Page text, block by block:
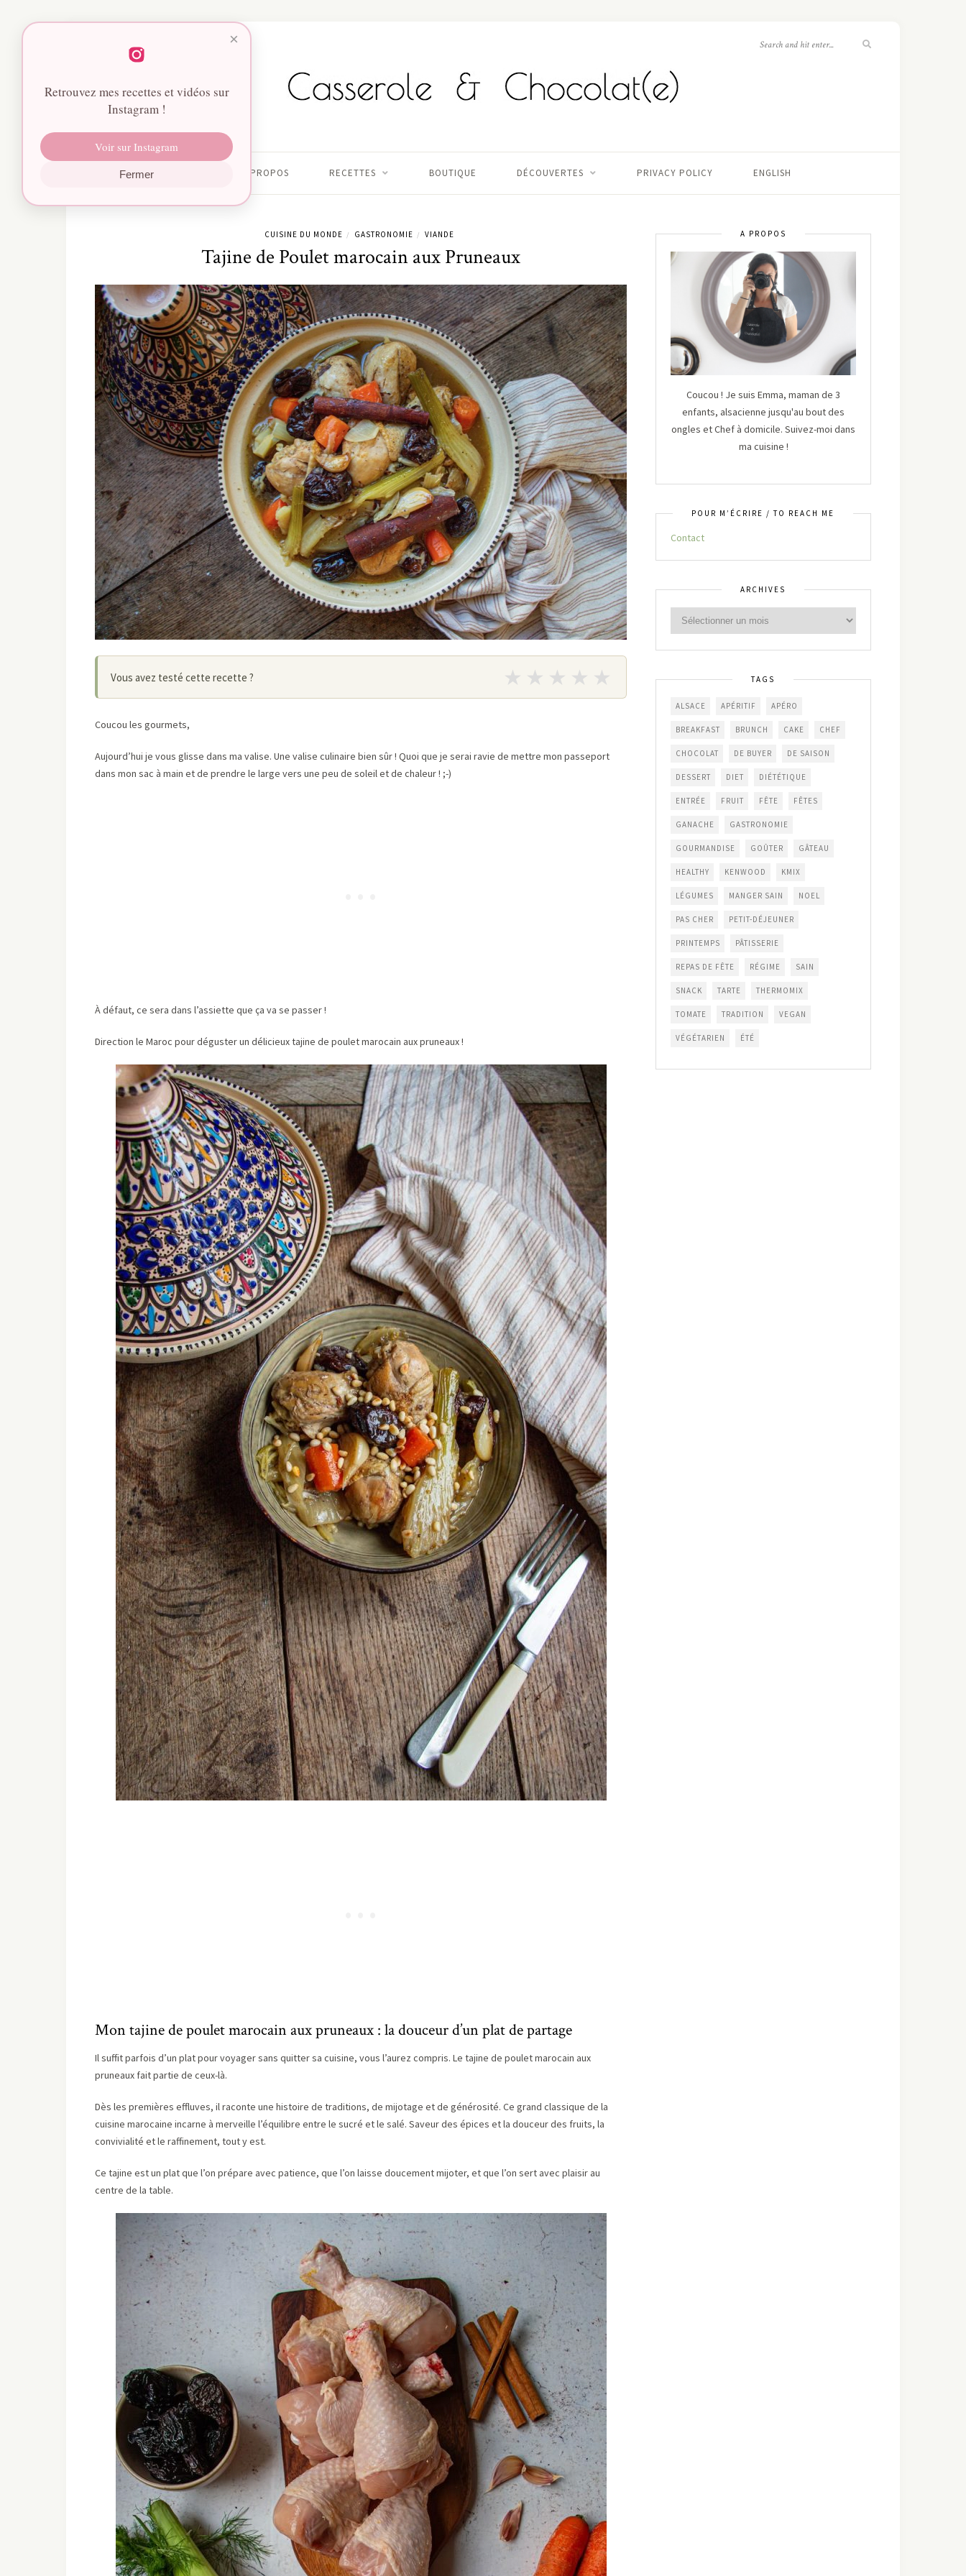
À PROPOS RECETTES BOUTIQUE DÉCOUVERTES PRIVACY POLICY ENGLISH
CUISINE DU MONDE / GASTRONOMIE / VIANDE
Tajine de Poulet marocain aux Pruneaux
Vous avez testé cette recette ? ★ ★ ★ ★ ★
Coucou les gourmets,
Aujourd’hui je vous glisse dans ma valise. Une valise culinaire bien sûr ! Quoi que je serai ravie de mettre mon passeport
dans mon sac à main et de prendre le large vers une peu de soleil et de chaleur ! ;-)
À défaut, ce sera dans l’assiette que ça va se passer !
Direction le Maroc pour déguster un délicieux tajine de poulet marocain aux pruneaux !
Mon tajine de poulet marocain aux pruneaux : la douceur d’un plat de partage
Il suffit parfois d’un plat pour voyager sans quitter sa cuisine, vous l’aurez compris. Le tajine de poulet marocain aux
pruneaux fait partie de ceux-là.
Dès les premières effluves, il raconte une histoire de traditions, de mijotage et de générosité. Ce grand classique de la
cuisine marocaine incarne à merveille l’équilibre entre le sucré et le salé. Saveur des épices et la douceur des fruits, la
convivialité et le raffinement, tout y est.
Ce tajine est un plat que l’on prépare avec patience, que l’on laisse doucement mijoter, et que l’on sert avec plaisir au
centre de la table.
A PROPOS
Coucou ! Je suis Emma, maman de 3
enfants, alsacienne jusqu'au bout des
ongles et Chef à domicile. Suivez-moi dans
ma cuisine !
POUR M’ÉCRIRE / TO REACH ME
Contact
ARCHIVES
TAGS
ALSACE APÉRITIF APÉRO
BREAKFAST BRUNCH CAKE CHEF
CHOCOLAT DE BUYER DE SAISON
DESSERT DIET DIÉTÉTIQUE
ENTRÉE FRUIT FÊTE FÊTES
GANACHE GASTRONOMIE
GOURMANDISE GOÛTER GÂTEAU
HEALTHY KENWOOD KMIX
LÉGUMES MANGER SAIN NOEL
PAS CHER PETIT-DÉJEUNER
PRINTEMPS PÂTISSERIE
REPAS DE FÊTE RÉGIME SAIN
SNACK TARTE THERMOMIX
TOMATE TRADITION VEGAN
VÉGÉTARIEN ÉTÉ
×
Retrouvez mes recettes et vidéos sur
Instagram !
Voir sur Instagram
Fermer